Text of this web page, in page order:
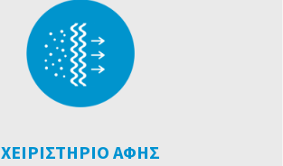
ΧΕΙΡΙΣΤΗΡΙΟ ΑΦΗΣ